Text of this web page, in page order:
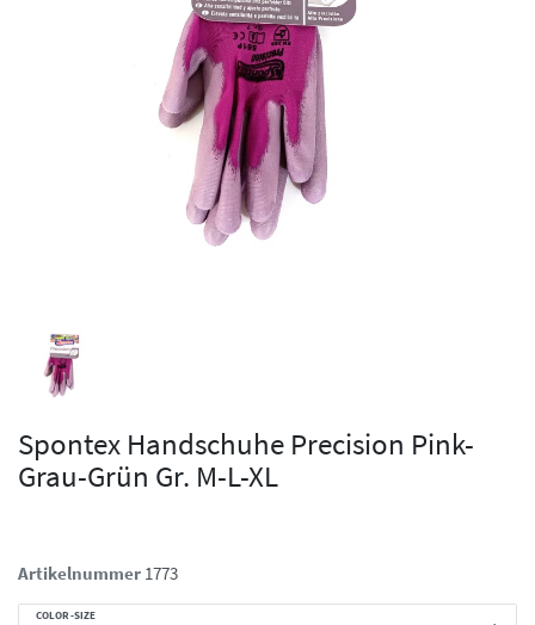
Spontex Handschuhe Precision Pink-
Grau-Grün Gr. M-L-XL
Artikelnummer 1773
COLOR-SIZE